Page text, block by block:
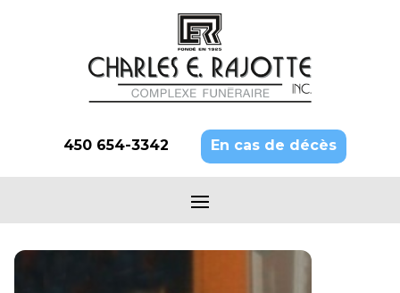
450 654-3342 En cas de décès